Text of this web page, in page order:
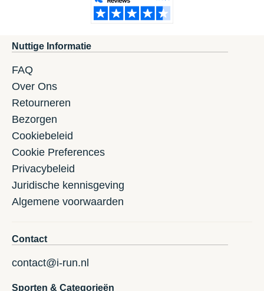
Nuttige Informatie
FAQ
Over Ons
Retourneren
Bezorgen
Cookiebeleid
Cookie Preferences
Privacybeleid
Juridische kennisgeving
Algemene voorwaarden
Contact
contact@i-run.nl
Sporten & Categorieën